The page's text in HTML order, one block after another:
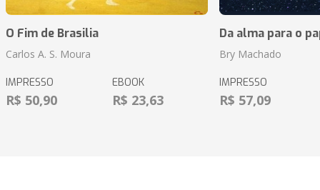
O Fim de Brasilia
Carlos A. S. Moura
IMPRESSO
R$ 50,90
EBOOK
R$ 23,63
Da alma para o
Bry Machado
IMPRESSO
R$ 57,09